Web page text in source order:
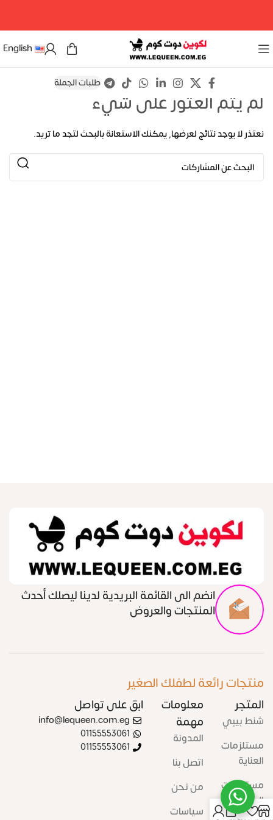
English
طلبات الجملة
لم يتم العثور على شيء
نعتذر لا يوجد نتائج لعرضها, يمكنك الاستعانة بالبحث لتجد ما تريد.
انضم الى القائمة البريدية لدينا ليصلك أحدث
المنتجات والعروض
منتجات رائعة لطفلك الصغير
المتجر
شنط بيبي
مستلزمات
العناية
مستلزمات
الرضاعة
معلومات
مهمة
المدونة
اتصل بنا
من نحن
سياسات
ابق على تواصل
info@lequeen.com.eg
01155553061
01155553061
0